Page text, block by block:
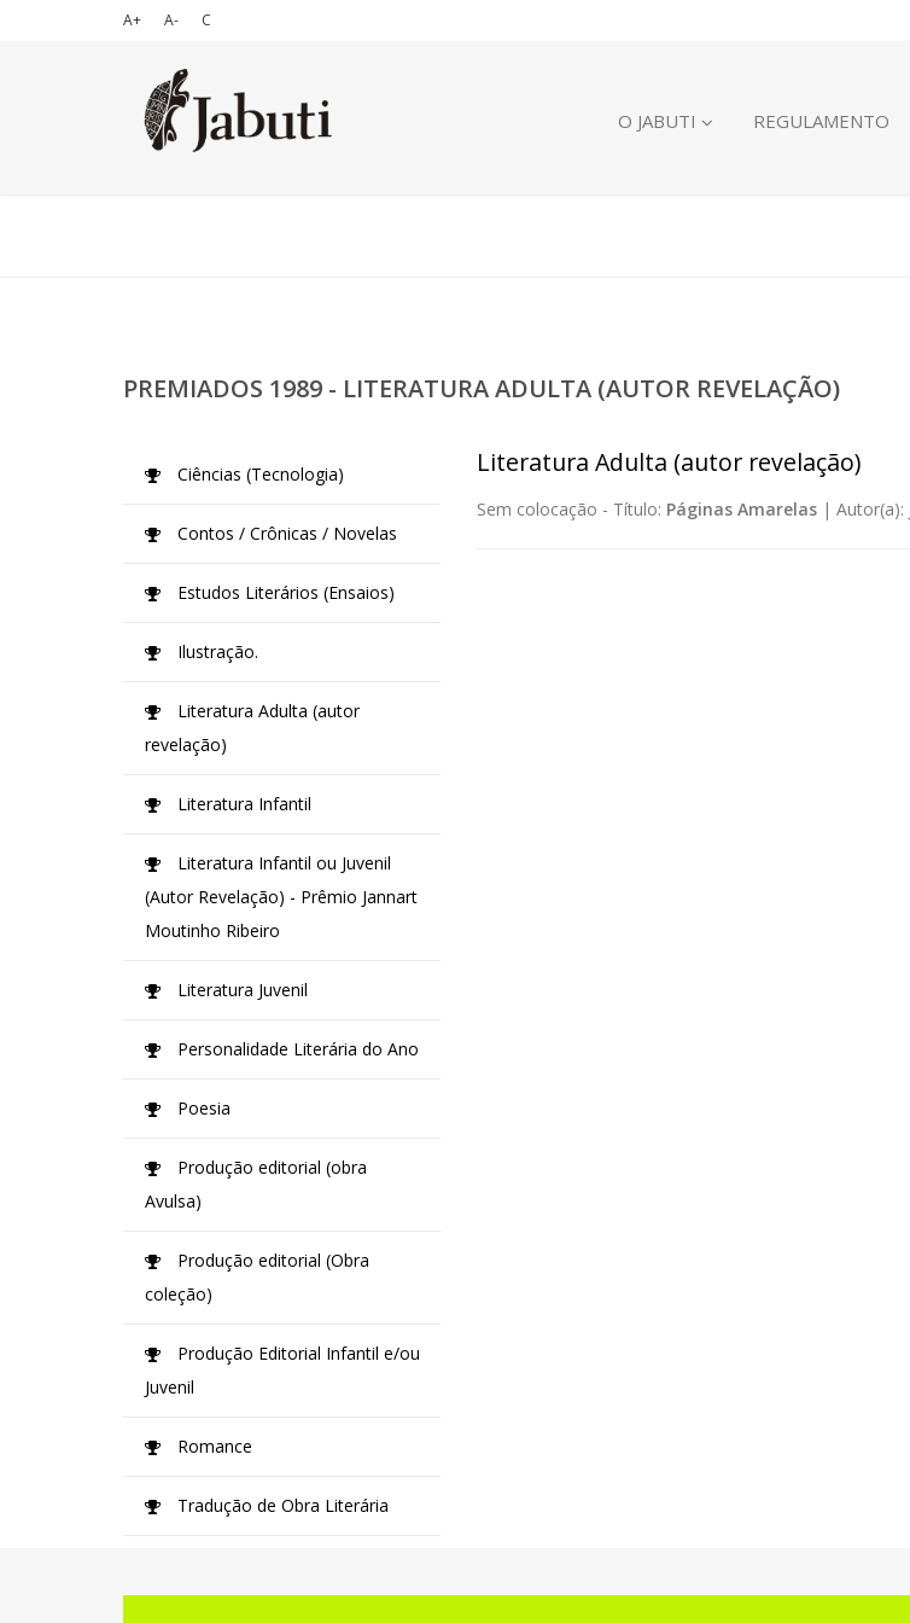
A+ A- C
O JABUTI REGULAMENTO
PREMIADOS 1989 - LITERATURA ADULTA (AUTOR REVELAÇÃO)
Literatura Adulta (autor revelação)
Sem colocação - Título: Páginas Amarelas| Autor(a):
Ciências (Tecnologia)
Contos / Crônicas / Novelas
Estudos Literários (Ensaios)
Ilustração.
Literatura Adulta (autor
revelação)
Literatura Infantil
Literatura Infantil ou Juvenil
(Autor Revelação) - Prêmio Jannart
Moutinho Ribeiro
Literatura Juvenil
Personalidade Literária do Ano
Poesia
Produção editorial (obra
Avulsa)
Produção editorial (Obra
coleção)
Produção Editorial Infantil e/ou
Juvenil
Romance
Tradução de Obra Literária